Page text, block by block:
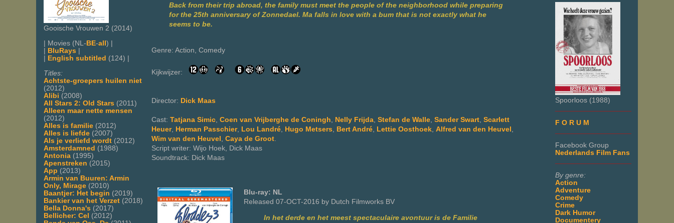
Gooische Vrouwen 2 (2014)
| Movies (NL- BE-all ) |
BluRays
English subtitled (124) |
Titles:
Achtste-groepers huilen niet
(2012)
Alibi (2008)
All Stars 2: Old Stars (2011)
Alleen maar nette mensen
(2012)
Alles is familie (2012)
Alles is liefde (2007)
Als je verliefd wordt (2012)
Amsterdamned (1988)
Antonia (1995)
Apenstreken (2015)
App (2013)
Armin van Buuren: Armin
Only, Mirage (2010)
Baantjer: Het begin (2019)
Bankier van het Verzet (2018)
Bella Donna's (2017)
Bellicher: Cel (2012)
Spoorloos (1988)
F O R U M
Facebook Group
Nederlands Film Fans
By genre:
Action
Adventure
Comedy
Crime
Dark Humor
Documentery
Back from their trip abroad, the family must meet the people of the neighborhood while preparing
for the 25th anniversary of Zonnedael. Ma falls in love with a bum that is not exactly what he
seems to be.
Genre: Action, Comedy
Kijkwijzer:
Director: Dick Maas
Cast: Tatjana Simic Coen van Vrijberghe de Coningh Nelly Frijda Stefan de Walle Sander Swart Scarlett
Heuer, Herman Passchier, Lou Landré Hugo Metsers Bert André Lettie Oosthoek Alfred van den Heuvel
Wim van den Heuvel
Caya de Groot
Script writer: Wijo Hoek, Dick Maas
Soundtrack: Dick Maas
Blu-ray: NL
Released 07-OCT-2016 by Dutch Filmworks BV
In het derde en het meest spectaculaire avontuur is de Familie